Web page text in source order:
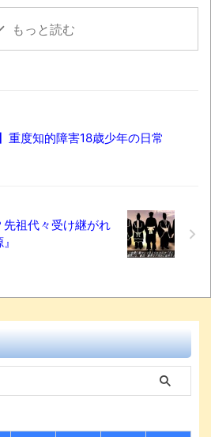
もっと読む
重度知的障害18歳少年の日常
祖代々受け継がれ